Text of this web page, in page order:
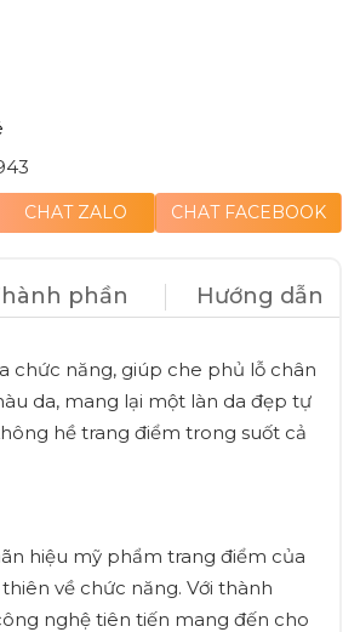
CHAT ZALO CHAT FACEBOOK
phần Hướng dẫn
chức năng, giúp che phủ lỗ chân
da, mang lại một làn da đẹp tự
hề trang điểm trong suốt cả
hiệu mỹ phẩm trang điểm của
thiên về chức năng. Với thành
nghệ tiên tiến mang đến cho